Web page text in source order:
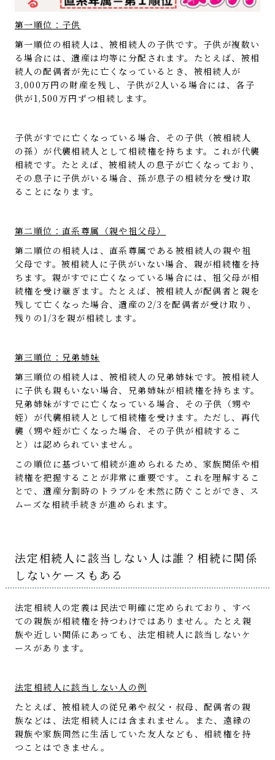
第一順位：子供
第一順位の相続人は、被相続人の子供です。子供が複数い
る場合には、遺産は均等に分配されます。たとえば、被相
続人の配偶者が先に亡くなっているとき、被相続人が
3,000万円の財産を残し、子供が2人いる場合には、各子
供が1,500万円ずつ相続します。
子供がすでに亡くなっている場合、その子供（被相続人
の孫）が代襲相続人として相続権を持ちます。これが代襲
相続です。たとえば、被相続人の息子が亡くなっており、
その息子に子供がいる場合、孫が息子の相続分を受け取
ることになります。
第二順位：直系尊属（親や祖父母）
第二順位の相続人は、直系尊属である被相続人の親や祖
父母です。被相続人に子供がいない場合、親が相続権を持
ちます。親がすでに亡くなっている場合には、祖父母が相
続権を受け継ぎます。たとえば、被相続人が配偶者と親を
残して亡くなった場合、遺産の2/3を配偶者が受け取り、
残りの1/3を親が相続します。
第三順位：兄弟姉妹
第三順位の相続人は、被相続人の兄弟姉妹です。被相続人
に子供も親もいない場合、兄弟姉妹が相続権を持ちます。
兄弟姉妹がすでに亡くなっている場合、その子供（甥や
姪）が代襲相続人として相続権を受けます。ただし、再代
襲（甥や姪が亡くなった場合、その子供が相続するこ
と）は認められていません。
この順位に基づいて相続が進められるため、家族関係や相
続権を把握することが非常に重要です。これを理解するこ
とで、遺産分割時のトラブルを未然に防ぐことができ、ス
ムーズな相続手続きが進められます。
法定相続人に該当しない人は誰？相続に関係
しないケースもある
法定相続人の定義は民法で明確に定められており、すべ
ての親族が相続権を持つわけではありません。たとえ親
族や近しい関係にあっても、法定相続人に該当しないケ
ースがあります。
法定相続人に該当しない人の例
たとえば、被相続人の従兄弟や叔父・叔母、配偶者の親
族などは、法定相続人には含まれません。また、遠縁の
親族や家族同然に生活していた友人なども、相続権を持
つことはできません。